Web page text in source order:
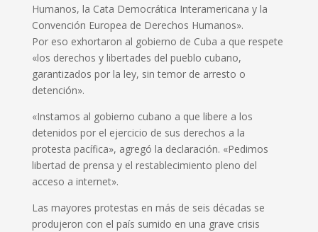
Humanos, la Cata Democrática Interamericana y la
Convención Europea de Derechos Humanos».
Por eso exhortaron al gobierno de Cuba a que respete
«los derechos y libertades del pueblo cubano,
garantizados por la ley, sin temor de arresto o
detención».
«Instamos al gobierno cubano a que libere a los
detenidos por el ejercicio de sus derechos a la
protesta pacífica», agregó la declaración. «Pedimos
libertad de prensa y el restablecimiento pleno del
acceso a internet».
Las mayores protestas en más de seis décadas se
produjeron con el país sumido en una grave crisis